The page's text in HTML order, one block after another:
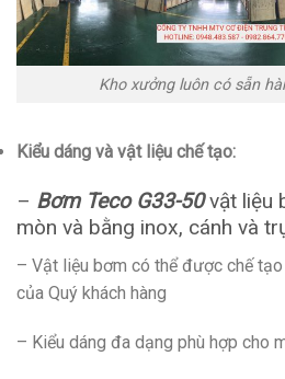
Kho xưởng luôn có sẵn
Kiểu dáng và vật liệu chế tạo:
– Bơm Teco G33-50vật liệu
mòn và bằng inox, cánh và
– Vật liệu bơm có thể được chế
của Quý khách hàng
– Kiểu dáng đa dạng phù hợp cho